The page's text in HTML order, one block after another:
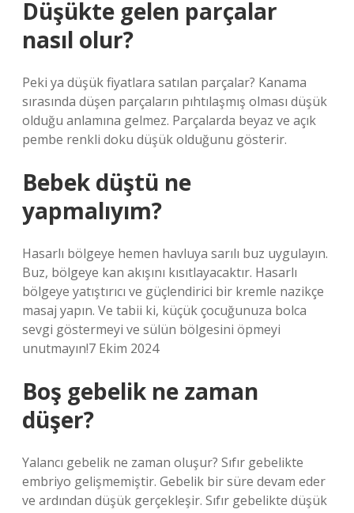
Düşükte gelen parçalar
nasıl olur?
Peki ya düşük fiyatlara satılan parçalar? Kanama
sırasında düşen parçaların pıhtılaşmış olması düşük
olduğu anlamına gelmez. Parçalarda beyaz ve açık
pembe renkli doku düşük olduğunu gösterir.
Bebek düştü ne
yapmalıyım?
Hasarlı bölgeye hemen havluya sarılı buz uygulayın.
Buz, bölgeye kan akışını kısıtlayacaktır. Hasarlı
bölgeye yatıştırıcı ve güçlendirici bir kremle nazikçe
masaj yapın. Ve tabii ki, küçük çocuğunuza bolca
sevgi göstermeyi ve sülün bölgesini öpmeyi
unutmayın!7 Ekim 2024
Boş gebelik ne zaman
düşer?
Yalancı gebelik ne zaman oluşur? Sıfır gebelikte
embriyo gelişmemiştir. Gebelik bir süre devam eder
ve ardından düşük gerçekleşir. Sıfır gebelikte düşük